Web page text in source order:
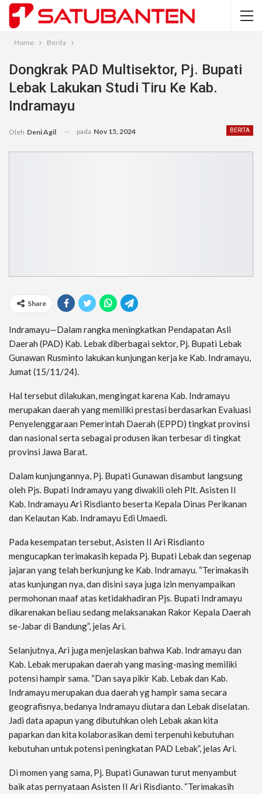
Home Berita
Dongkrak PAD Multisektor, Pj. Bupati
Lebak Lakukan Studi Tiru Ke Kab.
Indramayu
BERITA
Oleh Deni Agil pada Nov 15, 2024
Share
Indramayu—Dalam rangka meningkatkan Pendapatan Asli
Daerah (PAD) Kab. Lebak diberbagai sektor, Pj. Bupati Lebak
Gunawan Rusminto lakukan kunjungan kerja ke Kab. Indramayu,
Jumat (15/11/24).
Hal tersebut dilakukan, mengingat karena Kab. Indramayu
merupakan daerah yang memiliki prestasi berdasarkan Evaluasi
Penyelenggaraan Pemerintah Daerah (EPPD) tingkat provinsi
dan nasional serta sebagai produsen ikan terbesar di tingkat
provinsi Jawa Barat.
Dalam kunjungannya, Pj. Bupati Gunawan disambut langsung
oleh Pjs. Bupati Indramayu yang diwakili oleh Plt. Asisten II
Kab. Indramayu Ari Risdianto beserta Kepala Dinas Perikanan
dan Kelautan Kab. Indramayu Edi Umaedi.
Pada kesempatan tersebut, Asisten II Ari Risdianto
mengucapkan terimakasih kepada Pj. Bupati Lebak dan segenap
jajaran yang telah berkunjung ke Kab. Indramayu. “Terimakasih
atas kunjungan nya, dan disini saya juga izin menyampaikan
permohonan maaf atas ketidakhadiran Pjs. Bupati Indramayu
dikarenakan beliau sedang melaksanakan Rakor Kepala Daerah
se-Jabar di Bandung”, jelas Ari.
Selanjutnya, Ari juga menjelaskan bahwa Kab. Indramayu dan
Kab. Lebak merupakan daerah yang masing-masing memiliki
potensi hampir sama. “Dan saya pikir Kab. Lebak dan Kab.
Indramayu merupakan dua daerah yg hampir sama secara
geografisnya, bedanya Indramayu diutara dan Lebak diselatan.
Jadi data apapun yang dibutuhkan oleh Lebak akan kita
paparkan dan kita kolaborasikan demi terpenuhi kebutuhan
kebutuhan untuk potensi peningkatan PAD Lebak”, jelas Ari.
Di momen yang sama, Pj. Bupati Gunawan turut menyambut
baik atas pernyataan Asisten II Ari Risdianto. “Terimakasih